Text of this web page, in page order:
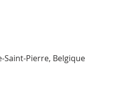
Saint-Pierre, Belgique